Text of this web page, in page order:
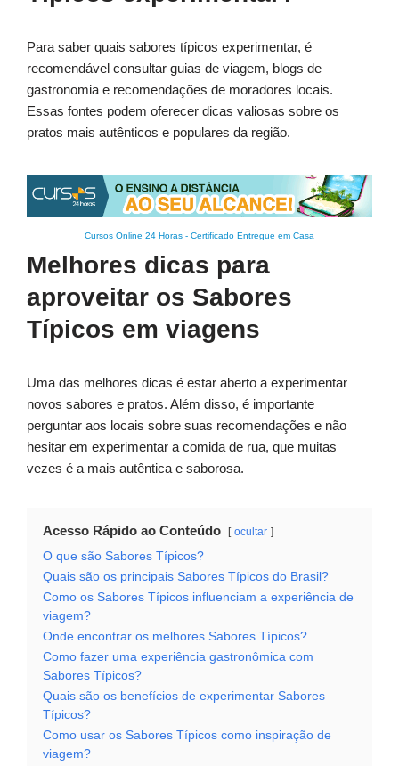
Para saber quais sabores típicos experimentar, é
recomendável consultar guias de viagem, blogs de
gastronomia e recomendações de moradores locais.
Essas fontes podem oferecer dicas valiosas sobre os
pratos mais autênticos e populares da região.
Cursos Online 24 Horas - Certificado Entregue em Casa
Melhores dicas para
aproveitar os Sabores
Típicos em viagens
Uma das melhores dicas é estar aberto a experimentar
novos sabores e pratos. Além disso, é importante
perguntar aos locais sobre suas recomendações e não
hesitar em experimentar a comida de rua, que muitas
vezes é a mais autêntica e saborosa.
Acesso Rápido ao Conteúdo ocultar
O que são Sabores Típicos?
Quais são os principais Sabores Típicos do Brasil?
Como os Sabores Típicos influenciam a experiência de
viagem?
Onde encontrar os melhores Sabores Típicos?
Como fazer uma experiência gastronômica com
Sabores Típicos?
Quais são os benefícios de experimentar Sabores
Típicos?
Como usar os Sabores Típicos como inspiração de
viagem?